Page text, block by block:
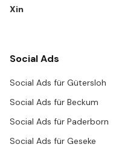
Xin
Social Ads
Social Ads für Gütersloh
Social Ads für Beckum
Social Ads für Paderborn
Social Ads für Geseke